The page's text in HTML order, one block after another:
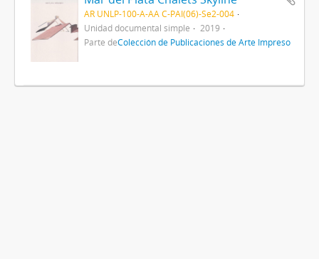
AR UNLP-100-A-AA C-PAI(06)-Se2-004
Unidad documental simple
2019
Parte deColección de Publicaciones de Arte Impreso